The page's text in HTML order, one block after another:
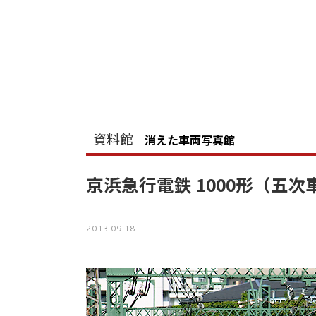
資料館 消えた車両写真館
京浜急行電鉄 1000形（五次
2013.09.18